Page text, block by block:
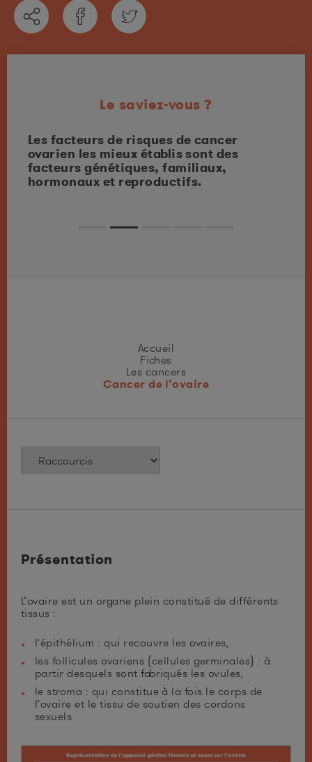
Le saviez-vous ?
Les facteurs de risques de cancer
ovarien les mieux établis sont des
facteurs génétiques, familiaux,
hormonaux et reproductifs.
Accueil
Fiches
Les cancers
Cancer de l’ovaire
Présentation
L’ovaire est un organe plein constitué de différents
tissus :
l’épithélium : qui recouvre les ovaires,
les follicules ovariens (cellules germinales) : à
partir desquels sont fabriqués les ovules,
le stroma : qui constitue à la fois le corps de
l’ovaire et le tissu de soutien des cordons
sexuels.